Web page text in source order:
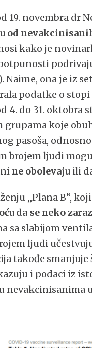
19. novembra dr
od
kako je
Naime, ona je iz
podatke o
4. do 31. oktobra
grupama koje
pasoša,
brojem ljudi
ne obolevaju ili
„Plana B“,
da se neko
sa slabijom
ljudi
takođe
i podaci iz
nevakcinisanima